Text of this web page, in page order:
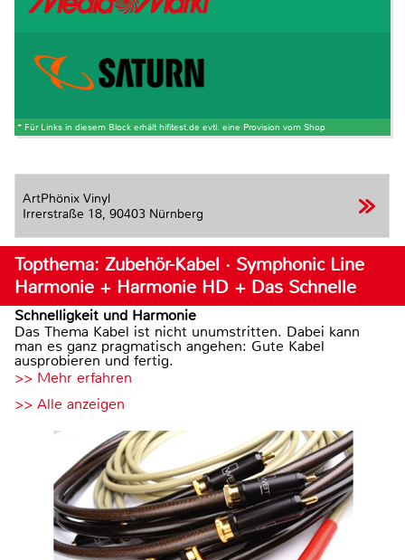
* Für Links in diesem Block erhält hifitest.de evtl. eine Provision vom Shop
ArtPhönix Vinyl
Irrerstraße 18, 90403 Nürnberg
Topthema: Zubehör-Kabel · Symphonic Line
Harmonie + Harmonie HD + Das Schnelle
Schnelligkeit und Harmonie
Das Thema Kabel ist nicht unumstritten. Dabei kann
man es ganz pragmatisch angehen: Gute Kabel
ausprobieren und fertig.
>> Mehr erfahren
>> Alle anzeigen